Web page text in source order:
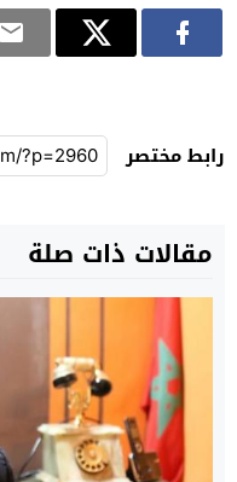
رابط مختصر
مقالات ذات صلة